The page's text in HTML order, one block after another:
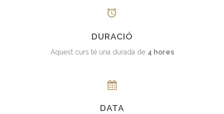
DURACIÓ
Aquest curs té una durada de 4 hores
DATA